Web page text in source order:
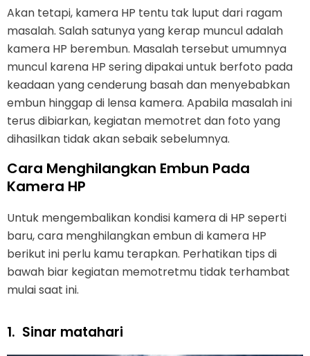
Akan tetapi, kamera HP tentu tak luput dari ragam
masalah. Salah satunya yang kerap muncul adalah
kamera HP berembun. Masalah tersebut umumnya
muncul karena HP sering dipakai untuk berfoto pada
keadaan yang cenderung basah dan menyebabkan
embun hinggap di lensa kamera. Apabila masalah ini
terus dibiarkan, kegiatan memotret dan foto yang
dihasilkan tidak akan sebaik sebelumnya.
Cara Menghilangkan Embun Pada
Kamera HP
Untuk mengembalikan kondisi kamera di HP seperti
baru, cara menghilangkan embun di kamera HP
berikut ini perlu kamu terapkan. Perhatikan tips di
bawah biar kegiatan memotretmu tidak terhambat
mulai saat ini.
1. Sinar matahari